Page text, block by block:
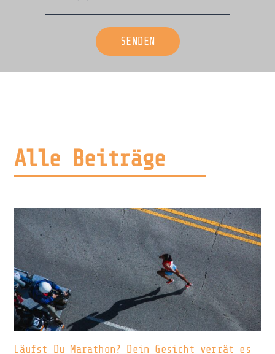
SENDEN
Alle Beiträge
Läufst Du Marathon? Dein Gesicht verrät es